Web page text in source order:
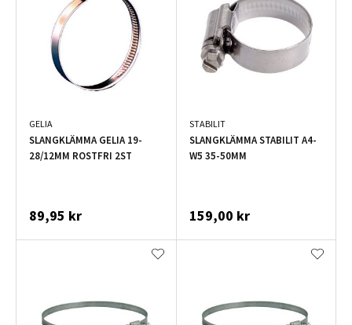
GELIA
SLANGKLÄMMA GELIA 19-
28/12MM ROSTFRI 2ST
89,95 kr
STABILIT
SLANGKLÄMMA STABILIT A4-
W5 35-50MM
159,00 kr